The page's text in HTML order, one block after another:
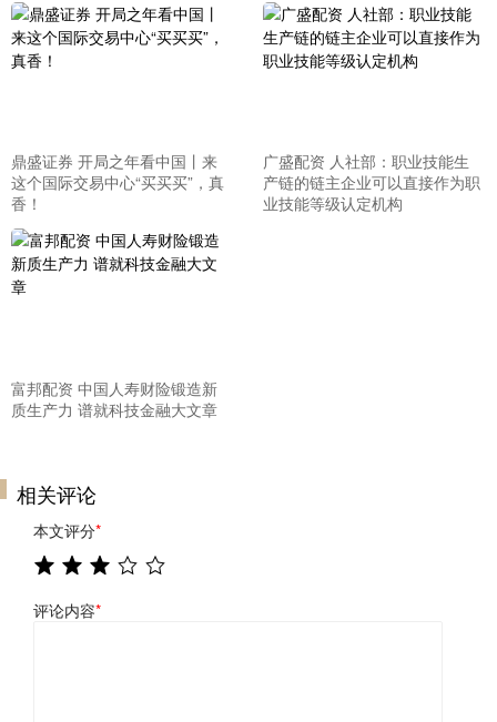
鼎盛证券 开局之年看中国丨来
这个国际交易中心“买买买”，真
香！
广盛配资 人社部：职业技能生
产链的链主企业可以直接作为职
业技能等级认定机构
富邦配资 中国人寿财险锻造新
质生产力 谱就科技金融大文章
相关评论
本文评分*
评论内容*